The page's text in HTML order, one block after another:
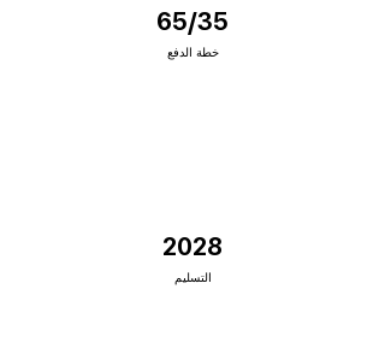
65/35
خطة الدفع
2028
التسليم